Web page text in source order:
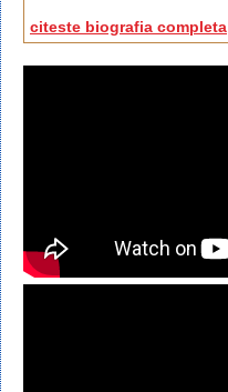
citeste biografia completa